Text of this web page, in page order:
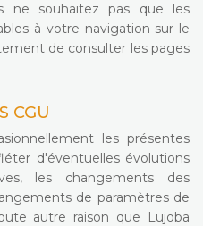
ne souhaitez pas que les
à votre navigation sur le
de consulter les pages
CGU
les présentes
d'éventuelles évolutions
les changements des
de paramètres de
autre raison que Lujoba